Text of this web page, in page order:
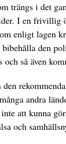
trängs i det
I en frivillig
enligt lagen
bibehålla den
och så även
den
andra
att kunna
och